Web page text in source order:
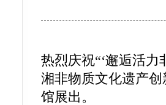
热烈庆祝“‘邂逅活
湘非物质文化遗产
馆展出。